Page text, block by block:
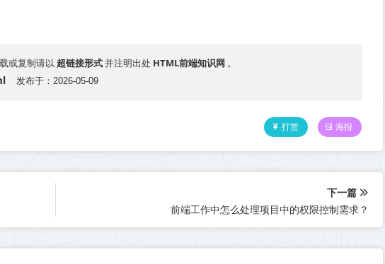
或复制请以 超链接形式 并注明出处 HTML前端知识网 。
发布于：2026-05-09
打赏 海报
下一篇
前端工作中怎么处理项目中的权限控制需求？